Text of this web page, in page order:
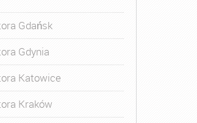
Gdańsk
Gdynia
Katowice
Kraków